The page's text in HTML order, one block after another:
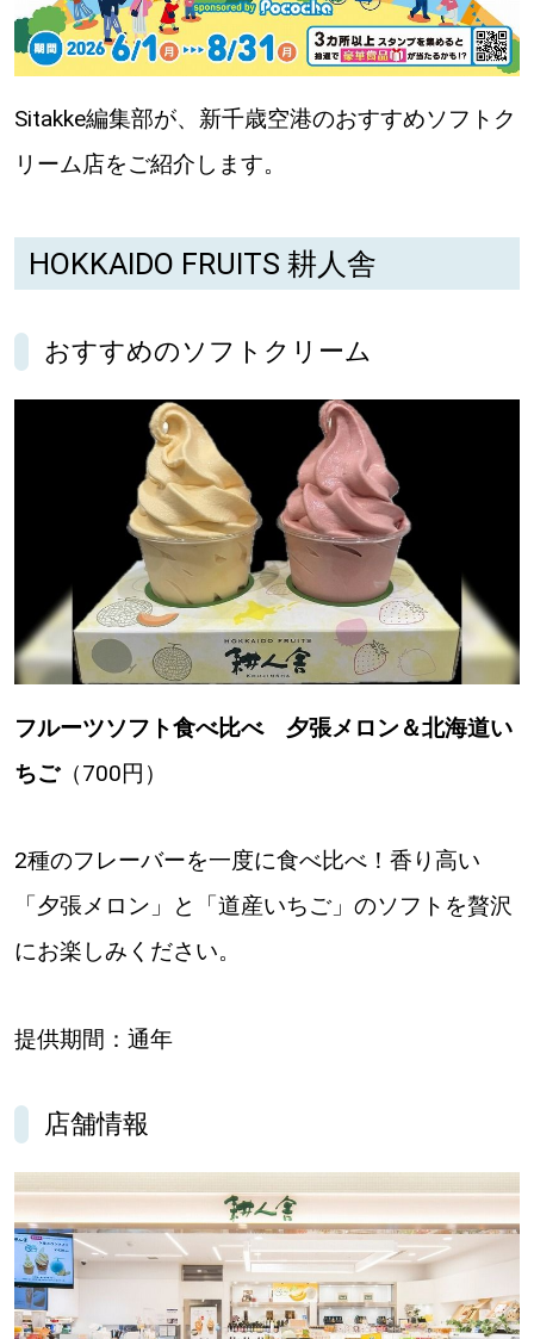
北海道で暮らす、あなたとつくる、
明日への”きっかけ”WEBマガジン
運営会社 広告掲載
情報提供・お問い合わせ 利用規約
プライバシーポリシー
閉じる
Sitakke編集部が、新千歳空港のおすすめソフトク
リーム店をご紹介します。
HOKKAIDO FRUITS 耕人舎
おすすめのソフトクリーム
フルーツソフト食べ比べ 夕張メロン＆北海道い
ちご（700円）
2種のフレーバーを一度に食べ比べ！香り高い
「夕張メロン」と「道産いちご」のソフトを贅沢
にお楽しみください。
提供期間：通年
店舗情報